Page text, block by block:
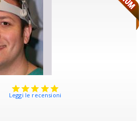
Leggi le recensioni